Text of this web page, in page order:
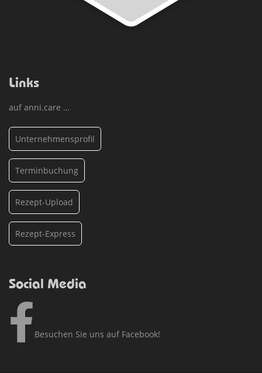
Links
auf anni.care …
Unternehmensprofil
Terminbuchung
Rezept-Upload
Rezept-Express
Social Media
Besuchen Sie uns auf Facebook!